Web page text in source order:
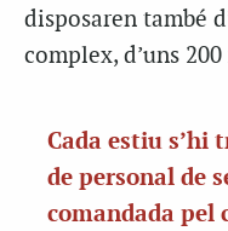
disposaren també
complex, d’uns
Cada estiu s’hi
de personal de
comandada pel